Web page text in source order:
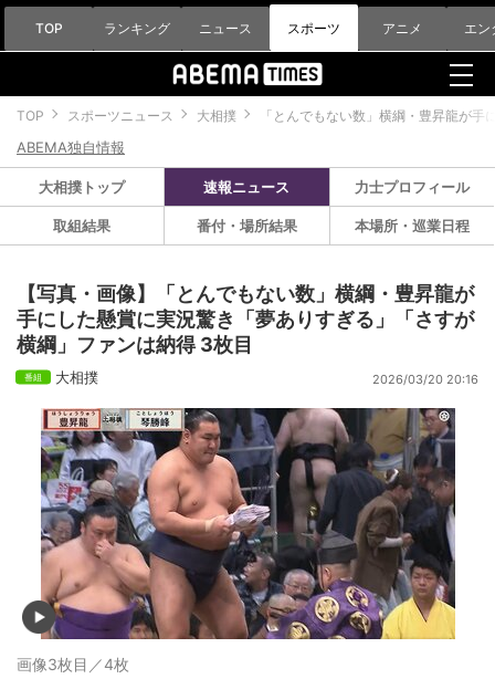
TOP ランキング ニュース スポーツ アニメ エン
TOP スポーツニュース 大相撲 「とんでもない数」横綱・豊昇龍が
ABEMA独自情報
大相撲トップ 速報ニュース 力士プロフィール
取組結果 番付・場所結果 本場所・巡業日程
【写真・画像】「とんでもない数」横綱・豊昇龍が
手にした懸賞に実況驚き「夢ありすぎる」「さすが
横綱」ファンは納得 3枚目
大相撲 2026/03/20 20:16
画像3枚目／4枚